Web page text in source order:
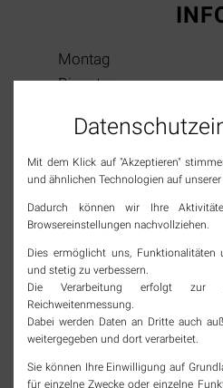
Montag
Dienstag
Donnerstag
Freitag
Samstag (2. & 4. im Monat)
Sonn- & Feiertage
SOCIAL
Jetzt Tourismus
immer top
Mit dem Klick auf "Akzeptieren"
und ähnlichen Technologien auf unserer
Dadurch können wir Ihre
Browsereinstellungen nachvollziehen.
Dies ermöglicht uns, Funktionalitäten
und stetig zu verbessern.
Die Verarbeitung erfolgt zur
Reichweitenmessung.
Dabei werden Daten an Dritte auch
weitergegeben und dort verarbeitet.
Sie können Ihre Einwilligung auf
für einzelne Zwecke oder einzelne